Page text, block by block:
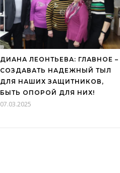
ДИАНА ЛЕОНТЬЕВА: ГЛАВНОЕ –
СОЗДАВАТЬ НАДЕЖНЫЙ ТЫЛ
ДЛЯ НАШИХ ЗАЩИТНИКОВ,
БЫТЬ ОПОРОЙ ДЛЯ НИХ!
07.03.2025